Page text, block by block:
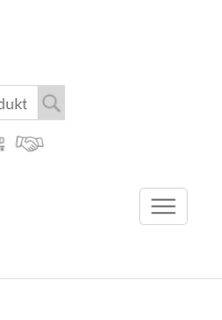
Toggle